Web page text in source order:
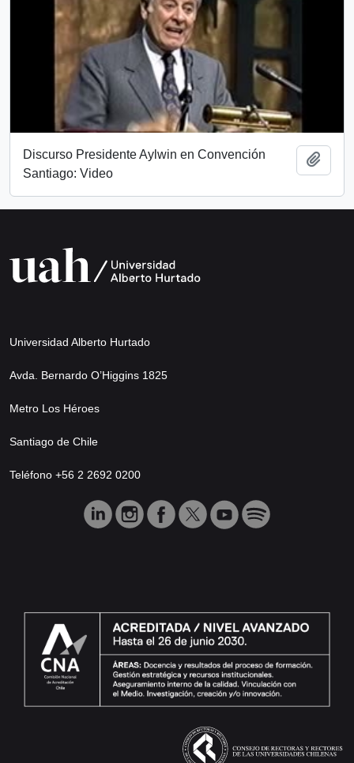
Discurso Presidente Aylwin en Convención
Santiago: Video
Universidad Alberto Hurtado
Avda. Bernardo O’Higgins 1825
Metro Los Héroes
Santiago de Chile
Teléfono +56 2 2692 0200